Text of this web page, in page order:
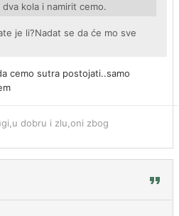
kola i namirit cemo.
je li?Nadat se da će mo sve
cemo sutra postojati..samo
dobru i zlu,oni zbog